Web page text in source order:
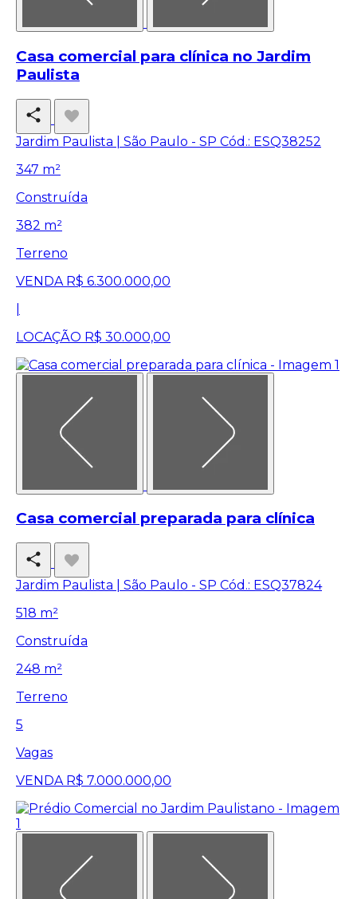
Casa comercial para clínica no Jardim
Paulista
Jardim Paulista | São Paulo - SP Cód.: ESQ38252
347 m²
Construída
382 m²
Terreno
VENDA R$ 6.300.000,00
LOCAÇÃO R$ 30.000,00
Casa comercial preparada para clínica
Jardim Paulista | São Paulo - SP Cód.: ESQ37824
518 m²
Construída
248 m²
Terreno
5
Vagas
VENDA R$ 7.000.000,00